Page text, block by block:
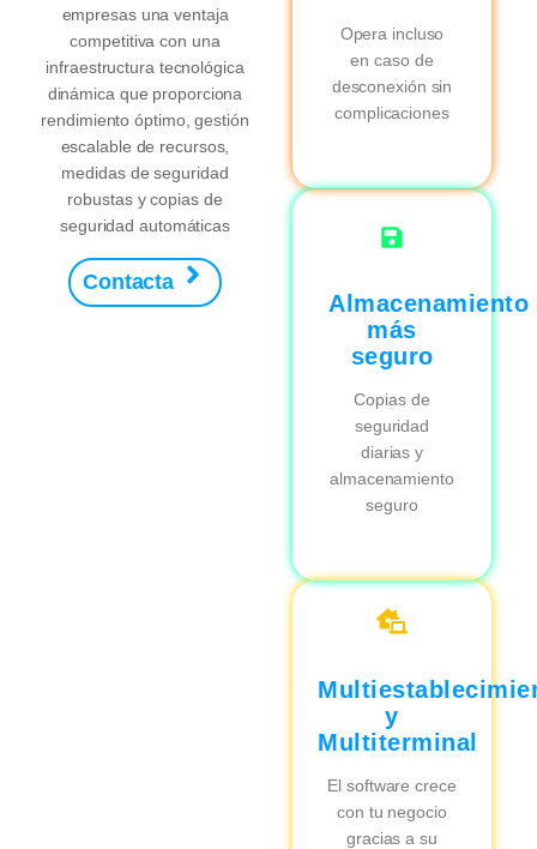
empresas una ventaja
competitiva con una
infraestructura tecnológica
dinámica que proporciona
rendimiento óptimo, gestión
escalable de recursos,
medidas de seguridad
robustas y copias de
seguridad automáticas
Contacta
Opera incluso
en caso de
desconexión sin
complicaciones
Almacenamiento
más
seguro
Copias de
seguridad
diarias y
almacenamiento
seguro
y
Multiterminal
El software crece
con tu negocio
gracias a su